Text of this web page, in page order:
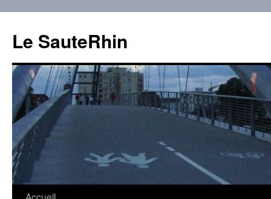
contenu
Le SauteRhin